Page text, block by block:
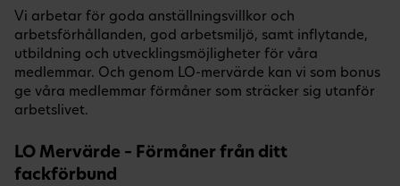
Vi arbetar för goda anställningsvillkor och
arbetsförhållanden, god arbetsmiljö, samt inflytande,
utbildning och utvecklingsmöjligheter för våra
medlemmar. Och genom LO-mervärde kan vi som bonus
ge våra medlemmar förmåner som sträcker sig utanför
arbetslivet.
LO Mervärde – Förmåner från ditt
fackförbund